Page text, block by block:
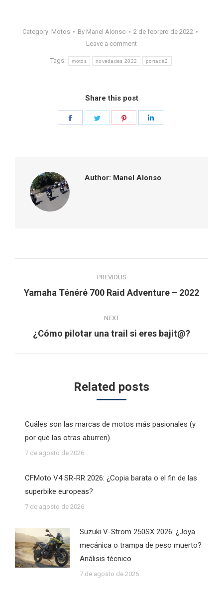
Category: Motos By Manel Alonso
2 de febrero de 2022
Leave a comment
Tags: motos novedades 2022 portada2
Share this post
Author: Manel Alonso
navigation
PREVIOUS
Previous
Yamaha Ténéré 700 Raid Adventure – 2022
NEXT
Next
¿Cómo pilotar una trail si eres bajit@?
Related posts
Cuáles son las marcas de motos más pasionales (y
por qué las otras aburren)
7 de agosto de 2026
CFMoto V4 SR-RR 2026: ¿Copia barata o el fin de las
superbike europeas?
7 de agosto de 2026
Suzuki V-Strom 250SX 2026: ¿Joya
mecánica o trampa de peso muerto?
Análisis técnico
7 de agosto de 2026